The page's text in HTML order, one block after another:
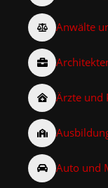
Anwälte
Ärzte und
Auto und